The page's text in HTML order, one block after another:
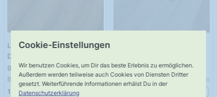
Cookie-Einstellungen
Wir benutzen Cookies, um Dir das beste Erlebnis zu ermöglichen.
Außerdem werden teilweise auch Cookies von Diensten Dritter
gesetzt. Weiterführende Informationen erhälst Du in der
Datenschutzerklärung
LVT Design Klebevinyl -
Dekor: Wildeiche mit
geprägter Holzstruktur
Breite:228mm |Stärke:2.5mm
14,95 € / qm
geprägter Holzstruktur
Breite: 228mm |Stärke:2.5mm